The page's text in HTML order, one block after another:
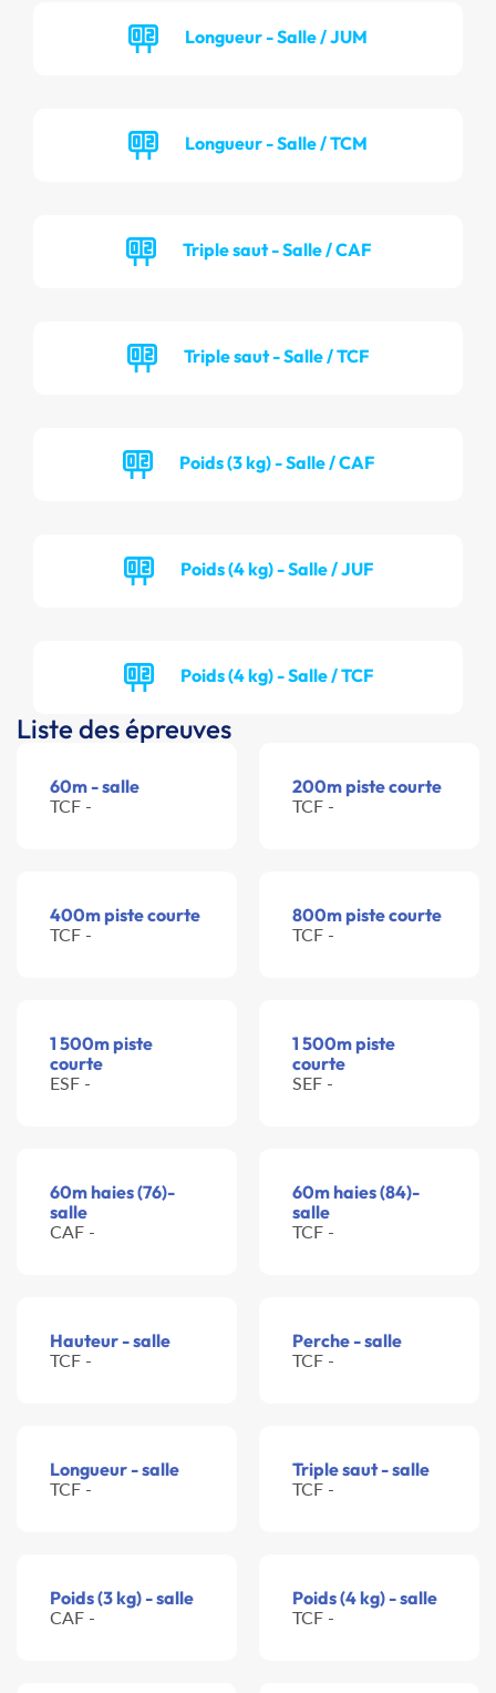
Longueur - Salle / JUM
Longueur - Salle / TCM
Triple saut - Salle / CAF
Triple saut - Salle / TCF
Poids (3 kg) - Salle / CAF
Poids (4 kg) - Salle / JUF
Poids (4 kg) - Salle / TCF
Liste des épreuves
60m - salle
TCF -
200m piste courte
TCF -
400m piste courte
TCF -
800m piste courte
TCF -
1 500m piste
courte
ESF -
1 500m piste
courte
SEF -
60m haies (76)-
salle
CAF -
60m haies (84)-
salle
TCF -
Hauteur - salle
TCF -
Perche - salle
TCF -
Longueur - salle
TCF -
Triple saut - salle
TCF -
Poids (3 kg) - salle
CAF -
Poids (4 kg) - salle
TCF -